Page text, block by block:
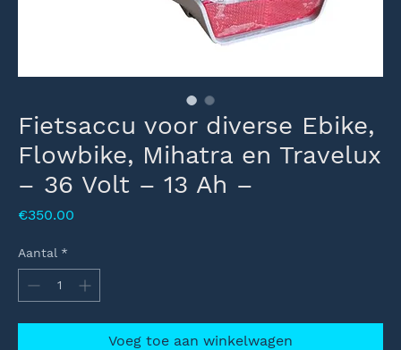
Fietsaccu voor diverse Ebike,
Flowbike, Mihatra en Travelux
– 36 Volt – 13 Ah –
€350.00
Aantal *
Voeg toe aan winkelwagen